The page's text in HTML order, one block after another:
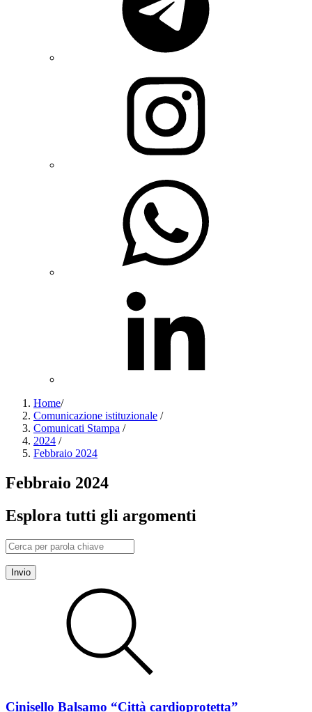
Home/
Comunicazione istituzionale /
Comunicati Stampa /
2024 /
Febbraio 2024
Febbraio 2024
Esplora tutti gli argomenti
Invio
Cinisello Balsamo “Città cardioprotetta”